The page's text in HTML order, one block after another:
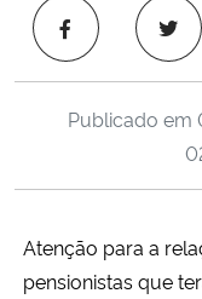
Ministério da Educação
Publicado em
Atenção para a
pensionistas que